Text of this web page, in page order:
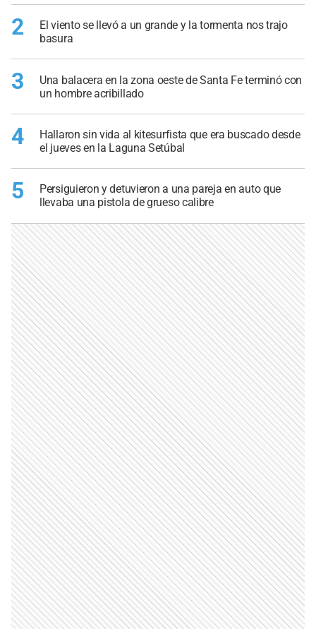
2
El viento se llevó a un grande y la tormenta nos trajo
basura
3
Una balacera en la zona oeste de Santa Fe terminó con
un hombre acribillado
4
Hallaron sin vida al kitesurfista que era buscado desde
el jueves en la Laguna Setúbal
5
Persiguieron y detuvieron a una pareja en auto que
llevaba una pistola de grueso calibre